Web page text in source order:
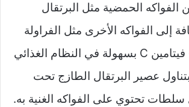
الحمضية مثل البرتقال
إلى الفواكه الأخرى مثل الفراولة
والكيوي. لإدماج فيتامين C بسهولة في النظام الغذائي
عصير البرتقال الطازج تحت
سلطات تحتوي على الفواكه الغنية به.